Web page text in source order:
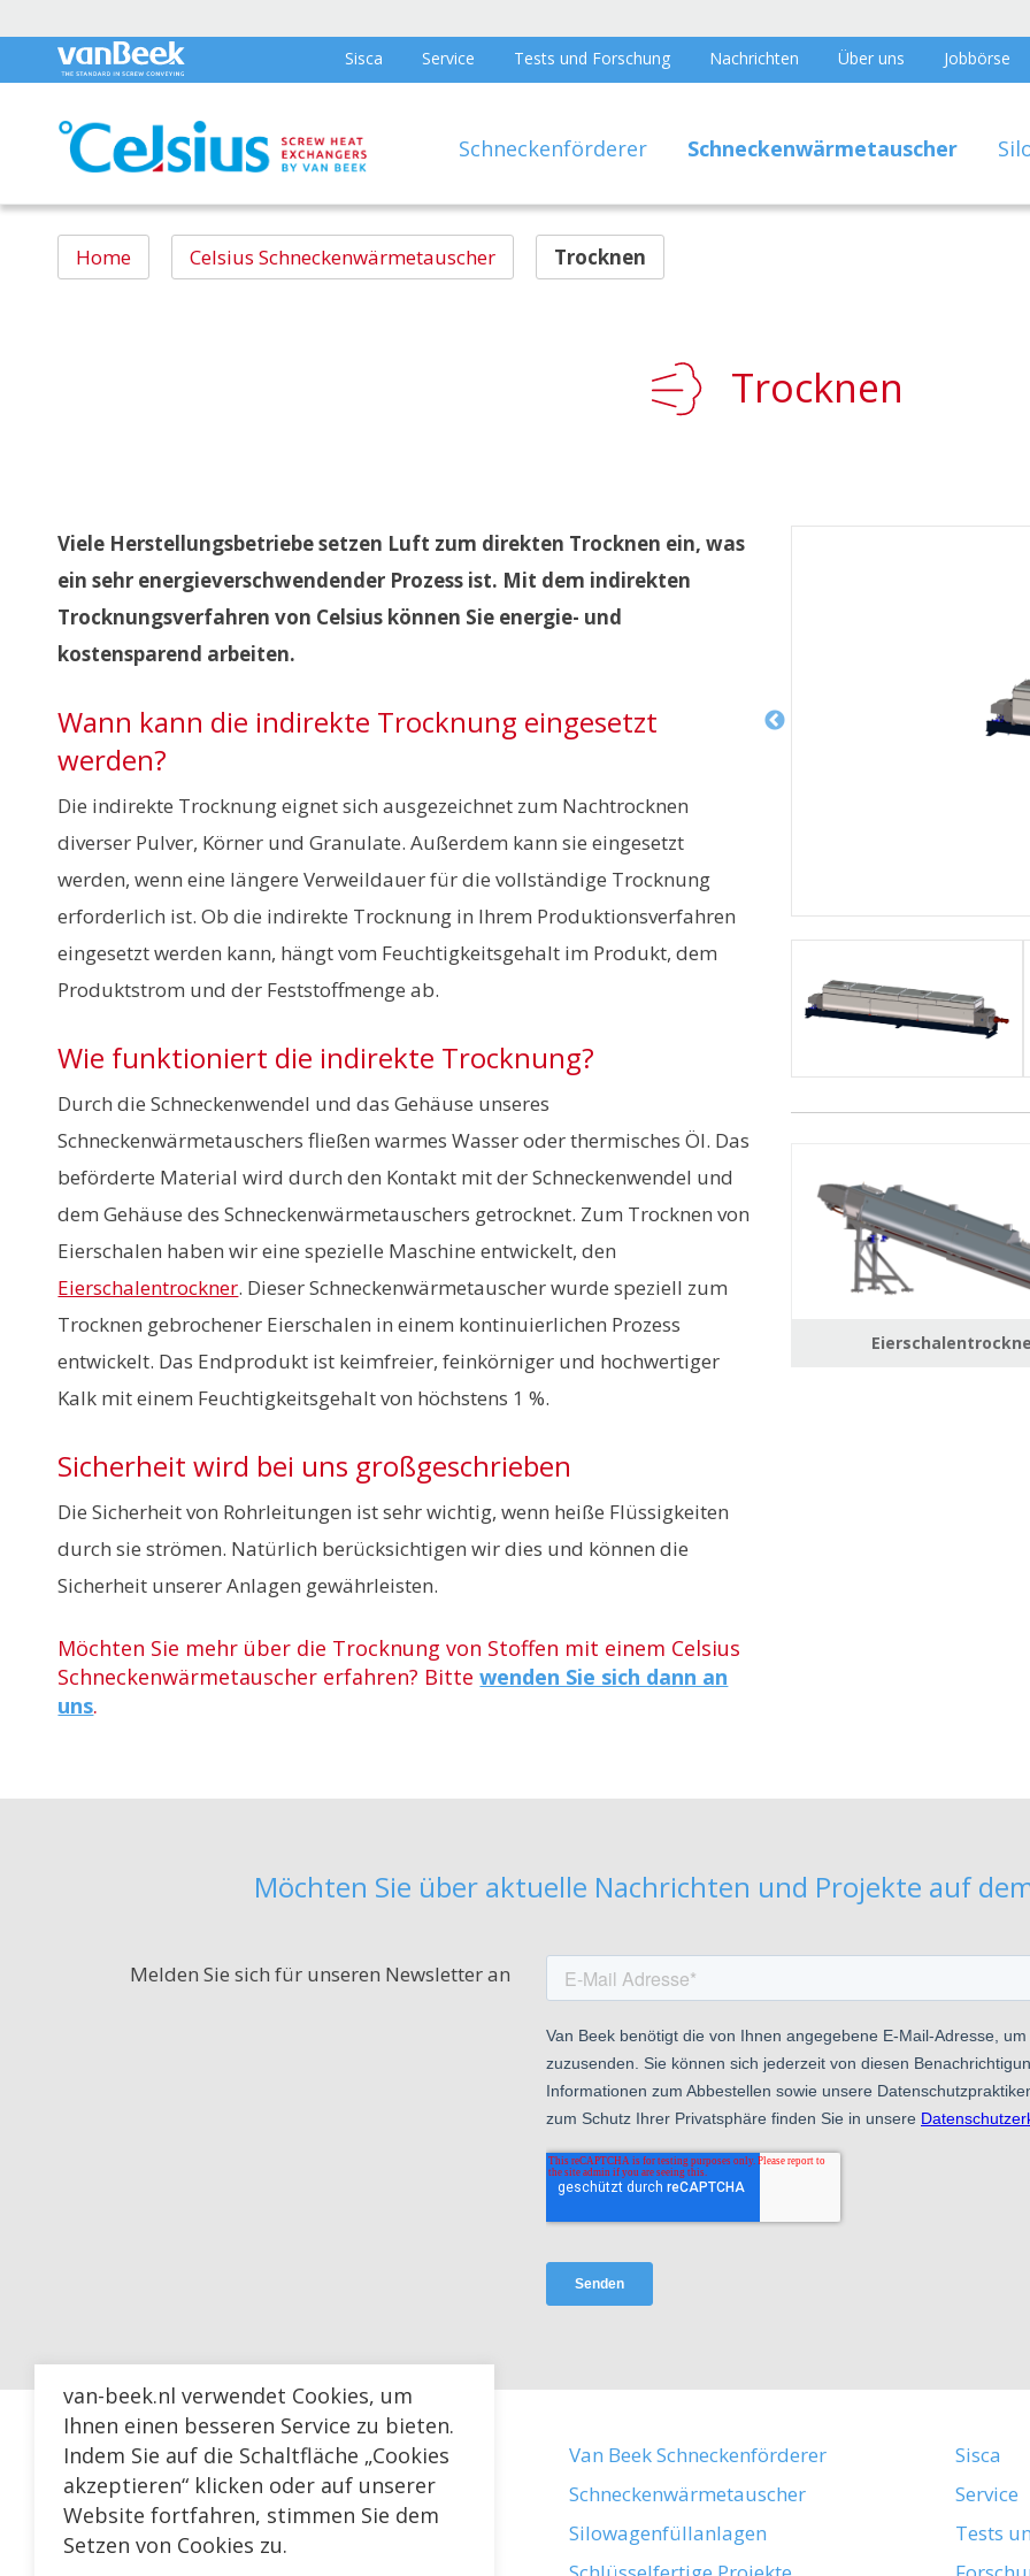
Sisca Service Tests und Forschung Nachrichten Über uns Jobbörse
Schneckenförderer Schneckenwärmetauscher
Home Celsius Schneckenwärmetauscher Trocknen
Trocknen
Viele Herstellungsbetriebe setzen Luft zum direkten Trocknen ein, was
ein sehr energieverschwendender Prozess ist. Mit dem indirekten
Trocknungsverfahren von Celsius können Sie energie- und
kostensparend arbeiten.
Wann kann die indirekte Trocknung eingesetzt
werden?
Die indirekte Trocknung eignet sich ausgezeichnet zum Nachtrocknen
diverser Pulver, Körner und Granulate. Außerdem kann sie eingesetzt
werden, wenn eine längere Verweildauer für die vollständige Trocknung
erforderlich ist. Ob die indirekte Trocknung in Ihrem Produktionsverfahren
eingesetzt werden kann, hängt vom Feuchtigkeitsgehalt im Produkt, dem
Produktstrom und der Feststoffmenge ab.
Wie funktioniert die indirekte Trocknung?
Durch die Schneckenwendel und das Gehäuse unseres
Schneckenwärmetauschers fließen warmes Wasser oder thermisches Öl. Das
beförderte Material wird durch den Kontakt mit der Schneckenwendel und
dem Gehäuse des Schneckenwärmetauschers getrocknet. Zum Trocknen von
Eierschalen haben wir eine spezielle Maschine entwickelt, den
Eierschalentrockner. Dieser Schneckenwärmetauscher wurde speziell zum
Trocknen gebrochener Eierschalen in einem kontinuierlichen Prozess
entwickelt. Das Endprodukt ist keimfreier, feinkörniger und hochwertiger
Kalk mit einem Feuchtigkeitsgehalt von höchstens 1 %.
Sicherheit wird bei uns großgeschrieben
Die Sicherheit von Rohrleitungen ist sehr wichtig, wenn heiße Flüssigkeiten
durch sie strömen. Natürlich berücksichtigen wir dies und können die
Sicherheit unserer Anlagen gewährleisten.
Möchten Sie mehr über die Trocknung von Stoffen mit einem Celsius
Schneckenwärmetauscher erfahren? Bittewenden Sie sich dann an
uns.
Möchten Sie über aktuelle Nachrichten und Projekte auf
Melden Sie sich für unseren Newsletter an
Van Beek Schneckenförderer
Schneckenwärmetauscher
Silowagenfüllanlagen
Sisca
Service
Tests
van-beek.nl verwendet Cookies, um
Ihnen einen besseren Service zu bieten.
Indem Sie auf die Schaltfläche „Cookies
akzeptieren“ klicken oder auf unserer
Website fortfahren, stimmen Sie dem
Setzen von Cookies zu.